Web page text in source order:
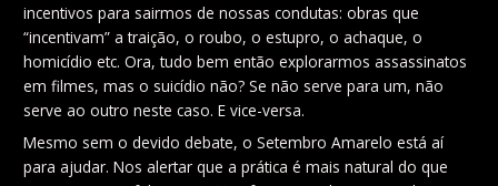
incentivos para sairmos de nossas condutas: obras que
“incentivam” a traição, o roubo, o estupro, o achaque, o
homicídio etc. Ora, tudo bem então explorarmos assassinatos
em filmes, mas o suicídio não? Se não serve para um, não
serve ao outro neste caso. E vice-versa.
Mesmo sem o devido debate, o Setembro Amarelo está aí
para ajudar. Nos alertar que a prática é mais natural do que